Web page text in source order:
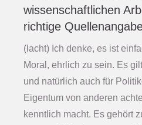
wissenschaftlichen
richtige
(lacht) Ich denke, es ist
Moral, ehrlich zu sein. Es
und natürlich auch für
Eigentum von anderen
kenntlich macht. Es gehört